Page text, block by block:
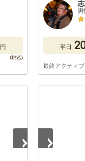
円 平日
最終アクティ